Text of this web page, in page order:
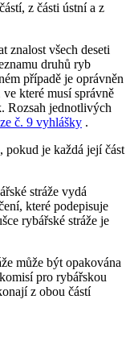
z části ústní a z
znalost všech deseti
druhů ryb
případě je oprávněn
které musí správně
Rozsah jednotlivých
č. 9 vyhlášky .
pokud je každá její část
stráže vydá
které podepisuje
rybářské stráže je
může být opakována
pro rybářskou
z obou částí